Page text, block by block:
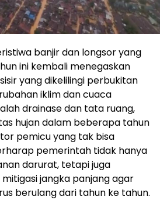
banjir dan longsor yang
ini kembali menegaskan
yang dikelilingi perbukitan
iklim dan cuaca
drainase dan tata ruang,
hujan dalam beberapa tahun
pemicu yang tak bisa
pemerintah tidak hanya
darurat, tetapi juga
jangka panjang agar
berulang dari tahun ke tahun.